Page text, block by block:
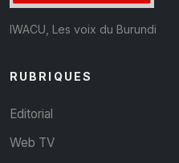
IWACU, Les voix du Burundi
RUBRIQUES
Editorial
Web TV